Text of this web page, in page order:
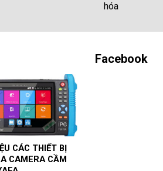
hóa
CÁC THIẾT BỊ
CAMERA CẦM
Facebook